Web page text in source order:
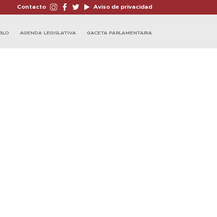
Contacto Aviso de privacidad
AGENDA LEGISLATIVA GACETA PARLAMENTARIA